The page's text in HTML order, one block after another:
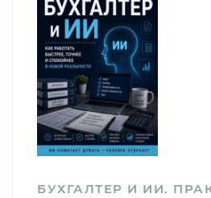
БУХГАЛТЕР И ИИ.